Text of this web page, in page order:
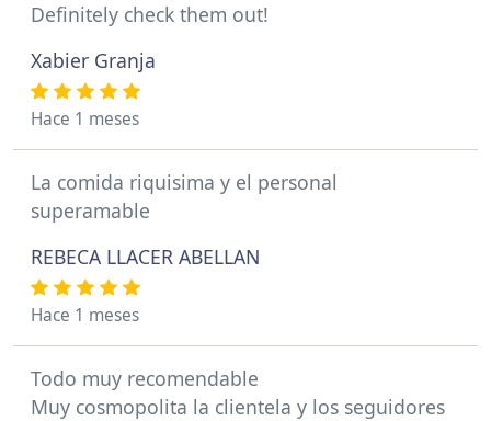
Definitely check them out!
Xabier Granja
Hace 1 meses
La comida riquisima y el personal
superamable
REBECA LLACER ABELLAN
Hace 1 meses
Todo muy recomendable
Muy cosmopolita la clientela y los seguidores